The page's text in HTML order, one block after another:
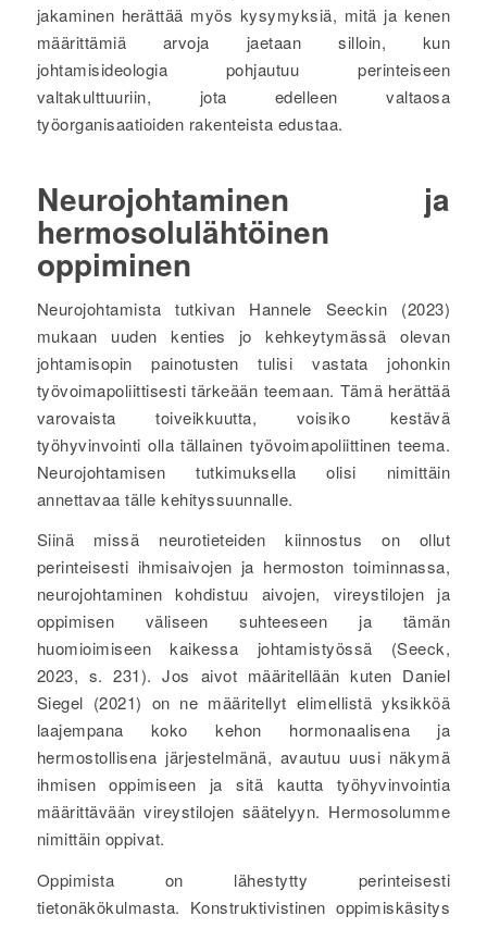
jakaminen herättää myös kysymyksiä, mitä ja kenen
määrittämiä arvoja jaetaan silloin, kun
johtamisideologia pohjautuu perinteiseen
valtakulttuuriin, jota edelleen valtaosa
työorganisaatioiden rakenteista edustaa.
Neurojohtaminen ja
hermosolulähtöinen
oppiminen
Neurojohtamista tutkivan Hannele Seeckin (2023)
mukaan uuden kenties jo kehkeytymässä olevan
johtamisopin painotusten tulisi vastata johonkin
työvoimapoliittisesti tärkeään teemaan. Tämä herättää
varovaista toiveikkuutta, voisiko kestävä
työhyvinvointi olla tällainen työvoimapoliittinen teema.
Neurojohtamisen tutkimuksella olisi nimittäin
annettavaa tälle kehityssuunnalle.
Siinä missä neurotieteiden kiinnostus on ollut
perinteisesti ihmisaivojen ja hermoston toiminnassa,
neurojohtaminen kohdistuu aivojen, vireystilojen ja
oppimisen väliseen suhteeseen ja tämän
huomioimiseen kaikessa johtamistyössä (Seeck,
2023, s. 231). Jos aivot määritellään kuten Daniel
Siegel (2021) on ne määritellyt elimellistä yksikköä
laajempana koko kehon hormonaalisena ja
hermostollisena järjestelmänä, avautuu uusi näkymä
ihmisen oppimiseen ja sitä kautta työhyvinvointia
määrittävään vireystilojen säätelyyn. Hermosolumme
nimittäin oppivat.
Oppimista on lähestytty perinteisesti
tietonäkökulmasta. Konstruktivistinen oppimiskäsitys